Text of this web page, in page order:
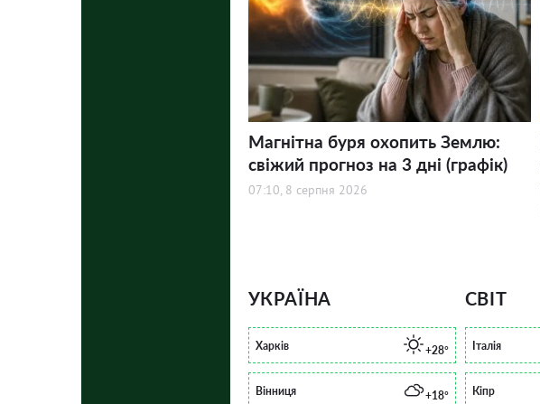
Магнітна буря охопить Землю:
свіжий прогноз на 3 дні (графік)
07:10, 8 серпня 2026
УКРАЇНА
Харків +28°
Вінниця +18°
СВІТ
Італія
Кіпр